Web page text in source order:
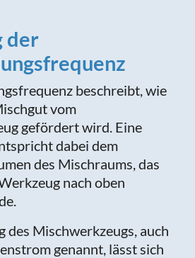
der
beschreibt, wie
vom
gefördert wird. Eine
dabei dem
des Mischraums, das
nach oben
des Mischwerkzeugs, auch
genannt, lässt sich